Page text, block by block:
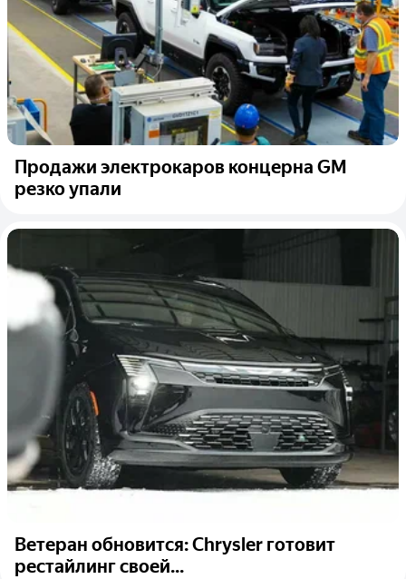
Продажи электрокаров концерна GM
резко упали
Ветеран обновится: Chrysler готовит
рестайлинг своей...